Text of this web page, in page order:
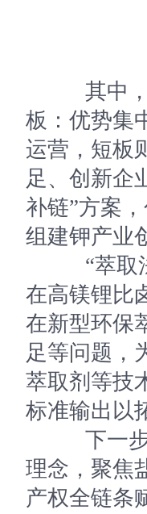
其中，“
板：优势集
运营，短板
足、创新企
补链”方案
组建钾产业
“萃取法
在高镁锂比
在新型环保
足等问题，
萃取剂等技
标准输出以
下一步
理念，聚焦
产权全链条